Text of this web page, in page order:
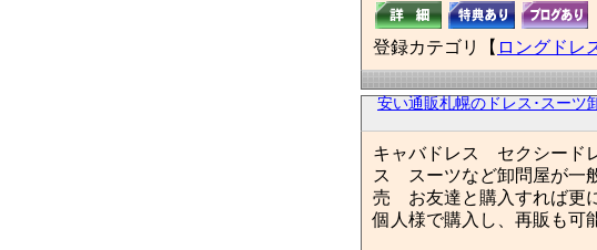
登録カテゴリ【 ロングドレ
安い通販札幌のドレス･スーツ
キャバドレス セクシード
ス スーツなど卸問屋が一
売 お友達と購入すれば更
個人様で購入し、再販も可